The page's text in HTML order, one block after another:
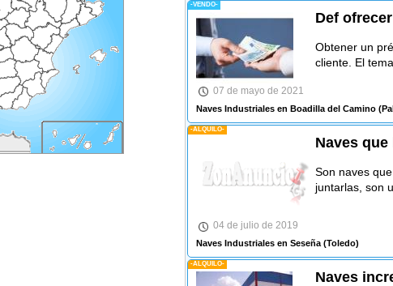
-VENDO-
Def
Obtener un
cliente. El
07 de mayo de 2021
Naves Industriales en Boadilla del Camino
-ALQUILO-
Naves
Son naves
juntarlas, son
04 de julio de 2019
Naves Industriales en Seseña(Toledo)
-ALQUILO-
Naves